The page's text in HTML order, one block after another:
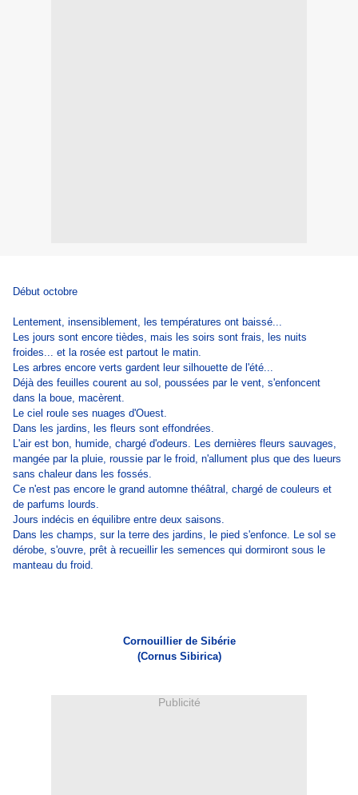
Début octobre
Lentement, insensiblement, les températures ont baissé...
Les jours sont encore tièdes, mais les soirs sont frais, les nuits
froides... et la rosée est partout le matin.
Les arbres encore verts gardent leur silhouette de l'été...
Déjà des feuilles courent au sol, poussées par le vent, s'enfoncent
dans la boue, macèrent.
Le ciel roule ses nuages d'Ouest.
Dans les jardins, les fleurs sont effondrées.
L'air est bon, humide, chargé d'odeurs. Les dernières fleurs sauvages,
mangée par la pluie, roussie par le froid, n'allument plus que des lueurs
sans chaleur dans les fossés.
Ce n'est pas encore le grand automne théâtral, chargé de couleurs et
de parfums lourds.
Jours indécis en équilibre entre deux saisons.
Dans les champs, sur la terre des jardins, le pied s'enfonce. Le sol se
dérobe, s'ouvre, prêt à recueillir les semences qui dormiront sous le
manteau du froid.
Cornouillier de Sibérie
(Cornus Sibirica)
Publicité